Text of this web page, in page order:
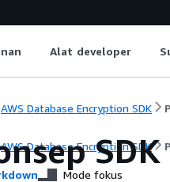
Alat developer
AWS Database Encryption SDK
AWS Database Encryption SDK
Mode fokus